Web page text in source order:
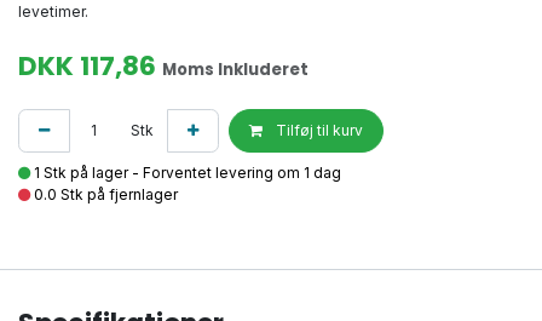
levetimer.
DKK117,86 Moms Inkluderet
Stk Tilføj til kurv
1 Stk på lager - Forventet levering om 1 dag
0.0 Stk på fjernlager